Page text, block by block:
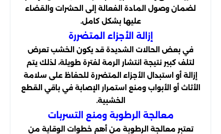
لضمان وصول المادة الفعالة إلى الحشرات والقضاء
عليها بشكل كامل.
إزالة الأجزاء المتضررة
في بعض الحالات الشديدة قد يكون الخشب تعرض
لتلف كبير نتيجة انتشار الرمة لفترة طويلة، لذلك يتم
إزالة أو استبدال الأجزاء المتضررة للحفاظ على سلامة
الأثاث أو الأبواب ومنع استمرار الإصابة في باقي القطع
الخشبية.
معالجة الرطوبة ومنع التسربات
تعتبر معالجة الرطوبة من أهم خطوات الوقاية من